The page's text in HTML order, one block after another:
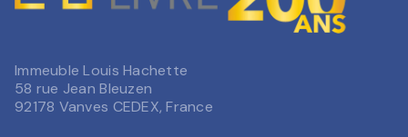
Immeuble Louis Hachette
58 rue Jean Bleuzen
92178 Vanves CEDEX, France